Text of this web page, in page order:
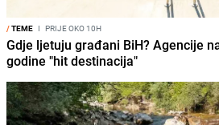
/TEME I PRIJE OKO 10H
Gdje ljetuju građani BiH? Agencije
godine "hit destinacija"